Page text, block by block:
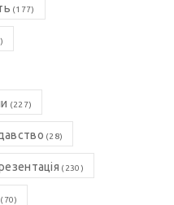
(177)
(227)
(28)
(230)